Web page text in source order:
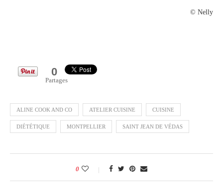
© Nelly
0
Partages
ALINE COOK AND CO ATELIER CUISINE CUISINE
DIÉTÉTIQUE MONTPELLIER SAINT JEAN DE VÉDAS
0